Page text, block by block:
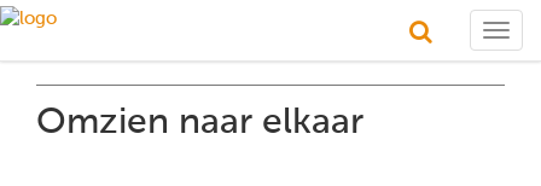
Omzien naar elkaar